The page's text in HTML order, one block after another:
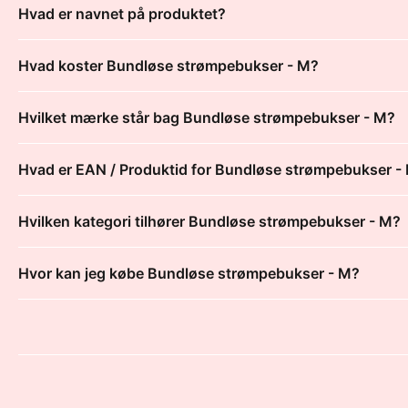
Hvad er navnet på produktet?
Hvad koster Bundløse strømpebukser - M?
Hvilket mærke står bag Bundløse strømpebukser - M?
Hvad er EAN / Produktid for Bundløse strømpebukser -
Hvilken kategori tilhører Bundløse strømpebukser - M?
Hvor kan jeg købe Bundløse strømpebukser - M?